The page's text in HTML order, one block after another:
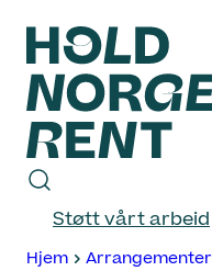
Hopp
innhold
Hold
Norge
Rent
Støtt vårt arbeid
Hjem Arrangementer